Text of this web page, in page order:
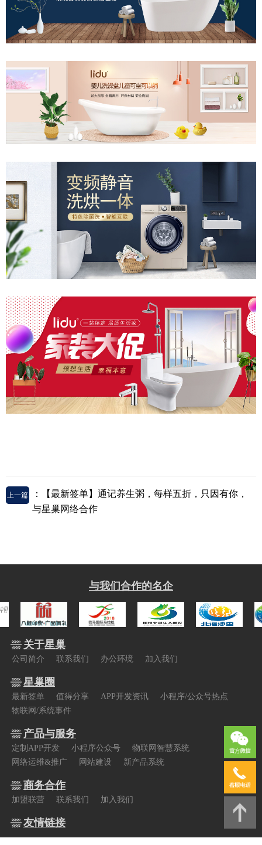
上一篇
：【最新签单】通记养生粥，每样五折，只因有你，
与星巢网络合作
与我们合作的名企
关于星巢
公司简介 联系我们 办公环境 加入我们
星巢圈
最新签单 值得分享 APP开发资讯
小程序/公众号热点
物联网/系统事件
产品与服务
定制APP开发 小程序公众号
物联网智慧系统
网络运维&推广
网站建设 新产品系统
商务合作
加盟联营 联系我们 加入我们
友情链接